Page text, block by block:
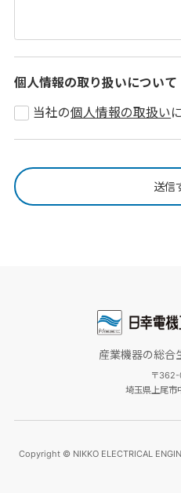
個人情報の取り扱いについて
当社の個人情報の取扱い
産業機器の総合
〒
埼玉県上尾市
Copyright © NIKKO ELECTRICAL